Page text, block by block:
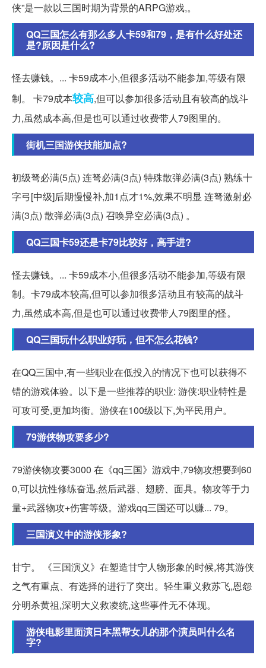
侠”是一款以三国时期为背景的ARPG游戏,。
QQ三国怎么有那么多人卡59和79，是有什么好处还
是?原因是什么?
怪去赚钱。... 卡59成本小,但很多活动不能参加,等级有限
制。 卡79成本较高,但可以参加很多活动且有较高的战斗
力,虽然成本高,但是也可以通过收费带人79图里的。
街机三国游侠技能加点?
初级弩必满(5点) 连弩必满(3点) 特殊散弹必满(3点) 熟练十
字弓[中级]后期慢慢补,加1点才1%,效果不明显 连弩激射必
满(3点) 散弹必满(3点) 召唤异空必满(3点) 。
QQ三国卡59还是卡79比较好，高手进?
怪去赚钱。... 卡59成本小,但很多活动不能参加,等级有限
制。卡79成本较高,但可以参加很多活动且有较高的战斗
力,虽然成本高,但是也可以通过收费带人79图里的怪。
QQ三国玩什么职业好玩，但不怎么花钱?
在QQ三国中,有一些职业在低投入的情况下也可以获得不
错的游戏体验。以下是一些推荐的职业: 游侠:职业特性是
可攻可受,更加均衡。游侠在100级以下,为平民用户。
79游侠物攻要多少?
79游侠物攻要3000 在《qq三国》游戏中,79物攻想要到60
0,可以抗性修练奋迅,然后武器、翅膀、面具。物攻等于力
量+武器物攻+伤害等级。游戏qq三国还可以赚... 79。
三国演义中的游侠形象?
甘宁。 《三国演义》在塑造甘宁人物形象的时候,将其游侠
之气有重点、有选择的进行了突出。轻生重义救苏飞,恩怨
分明杀黄祖,深明大义救凌统,这些事件无不体现。
游侠电影里面演日本黑帮女儿的那个演员叫什么名
字?